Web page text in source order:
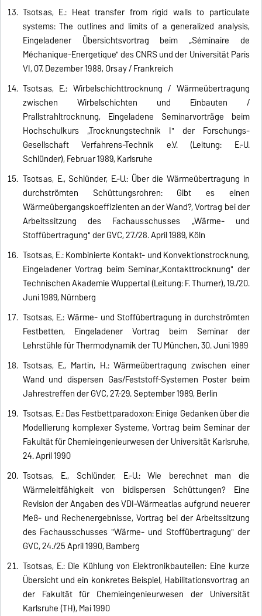
Tsotsas, E.: Heat transfer from rigid walls to particulate
systems: The outlines and limits of a generalized analysis,
Eingeladener Übersichtsvortrag beim „Séminaire de
Méchanique-Energetique" des CNRS und der Universität Paris
VI, 07. Dezember 1988, Orsay / Frankreich
Tsotsas, E.: Wirbelschichttrocknung / Wärmeübertragung
zwischen Wirbelschichten und Einbauten /
Prallstrahltrocknung, Eingeladene Seminarvorträge beim
Hochschulkurs „Trocknungstechnik I" der Forschungs-
Gesellschaft Verfahrens-Technik e.V. (Leitung: E.-U.
Schlünder), Februar 1989, Karlsruhe
Tsotsas, E., Schlünder, E.-U.: Über die Wärmeübertragung in
durchströmten Schüttungsrohren: Gibt es einen
Wärmeübergangskoeffizienten an der Wand?, Vortrag bei der
Arbeitssitzung des Fachausschusses „Wärme- und
Stoffübertragung" der GVC, 27./28. April 1989, Köln
Tsotsas, E.: Kombinierte Kontakt- und Konvektionstrocknung,
Eingeladener Vortrag beim Seminar„Kontakttrocknung" der
Technischen Akademie Wuppertal (Leitung: F. Thurner), 19./20.
Juni 1989, Nürnberg
Tsotsas, E.: Wärme- und Stoffübertragung in durchströmten
Festbetten, Eingeladener Vortrag beim Seminar der
Lehrstühle für Thermodynamik der TU München, 30. Juni 1989
Tsotsas, E., Martin, H.: Wärmeübertragung zwischen einer
Wand und dispersen Gas/Feststoff-Systemen Poster beim
Jahrestreffen der GVC, 27.-29. September 1989, Berlin
Tsotsas, E.: Das Festbettparadoxon: Einige Gedanken über die
Modellierung komplexer Systeme, Vortrag beim Seminar der
Fakultät für Chemieingenieurwesen der Universität Karlsruhe,
24. April 1990
Tsotsas, E., Schlünder, E.-U.: Wie berechnet man die
Wärmeleitfähigkeit von bidispersen Schüttungen? Eine
Revision der Angaben des VDI-Wärmeatlas aufgrund neuerer
Meß- und Rechenergebnisse, Vortrag bei der Arbeitssitzung
des Fachausschusses "Wärme- und Stoffübertragung" der
GVC, 24./25 April 1990, Bamberg
Tsotsas, E.: Die Kühlung von Elektronikbauteilen: Eine kurze
Übersicht und ein konkretes Beispiel, Habilitationsvortrag an
der Fakultät für Chemieingenieurwesen der Universität
Karlsruhe (TH), Mai 1990